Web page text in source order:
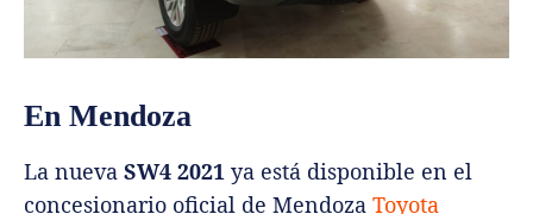
En Mendoza
La nueva SW4 2021 ya está disponible en el
concesionario oficial de Mendoza Toyota